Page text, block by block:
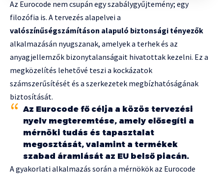
Az Eurocode nem csupán egy szabálygyűjtemény; egy
filozófia is. A tervezés alapelvei a
valószínűségszámításon alapuló biztonsági tényezők
alkalmazásán nyugszanak, amelyek a terhek és az
anyagjellemzők bizonytalanságait hivatottak kezelni. Ez a
megközelítés lehetővé teszi a kockázatok
számszerűsítését és a szerkezetek megbízhatóságának
biztosítását.
Az Eurocode fő célja a közös tervezési
nyelv megteremtése, amely elősegíti a
mérnöki tudás és tapasztalat
megosztását, valamint a termékek
szabad áramlását az EU belső piacán.
A gyakorlati alkalmazás során a mérnökök az Eurocode